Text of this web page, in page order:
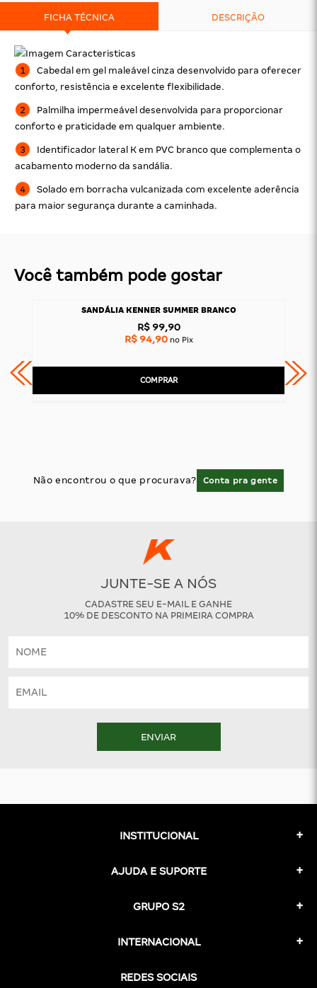
FICHA TÉCNICA DESCRIÇÃO
Cabedal em gel maleável cinza desenvolvido para oferecer
conforto, resistência e excelente flexibilidade.
Palmilha impermeável desenvolvida para proporcionar
conforto e praticidade em qualquer ambiente.
Identificador lateral K em PVC branco que complementa o
acabamento moderno da sandália.
Solado em borracha vulcanizada com excelente aderência
para maior segurança durante a caminhada.
Você também pode gostar
SANDÁLIA KENNER SUMMER BRANCO
R$ 99,90
R$ 94,90no Pix
COMPRAR
Não encontrou o que procurava? Conta pra gente
JUNTE-SE A NÓS
CADASTRE SEU E-MAIL E GANHE
10% DE DESCONTO NA PRIMEIRA COMPRA
ENVIAR
INSTITUCIONAL
AJUDA E SUPORTE
GRUPO S2
INTERNACIONAL
REDES SOCIAIS